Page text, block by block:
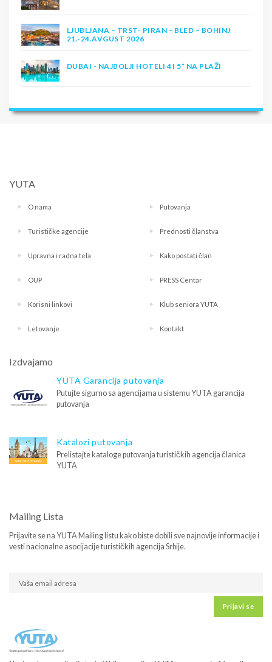
LJUBLJANA – TRST- PIRAN – BLED – BOHINJ
21.-24.AVGUST 2026
DUBAI - NAJBOLJI HOTELI 4 I 5* NA PLAŽI
YUTA
O nama Putovanja
Turističke agencije Prednosti članstva
Upravna i radna tela Kako postati član
OUP PRESS Centar
Korisni linkovi Klub seniora YUTA
Letovanje Kontakt
Izdvajamo
YUTA Garancija putovanja
Putujte sigurno sa agencijama u sistemu YUTA garancija
putovanja
Katalozi putovanja
Prelistajte kataloge putovanja turističkih agencija članica
YUTA
Mailing Lista
Prijavite se na YUTA Mailing listu kako biste dobili sve najnovije informacije i
vesti nacionalne asocijacije turističkih agencija Srbije.
Prijavi se